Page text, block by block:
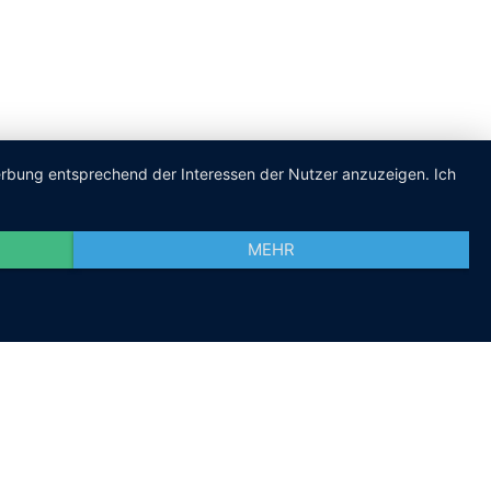
entsprechend der Interessen der Nutzer anzuzeigen. Ich
MEHR